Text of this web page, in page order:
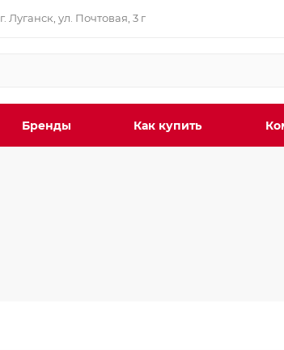
г. Луганск, ул. Почтовая, 3 г
Бренды Как купить